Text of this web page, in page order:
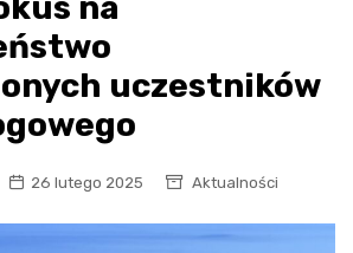
na
uczestników
26 lutego 2025 Aktualności